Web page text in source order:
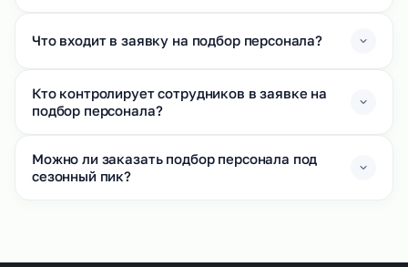
Что входит в заявку на подбор персонала?
Кто контролирует сотрудников в заявке на
подбор персонала?
Можно ли заказать подбор персонала под
сезонный пик?